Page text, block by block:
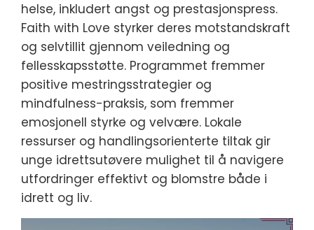
helse, inkludert angst og prestasjonspress.
Faith with Love styrker deres motstandskraft
og selvtillit gjennom veiledning og
fellesskapsstøtte. Programmet fremmer
positive mestringsstrategier og
mindfulness-praksis, som fremmer
emosjonell styrke og velvære. Lokale
ressurser og handlingsorienterte tiltak gir
unge idrettsutøvere mulighet til å navigere
utfordringer effektivt og blomstre både i
idrett og liv.